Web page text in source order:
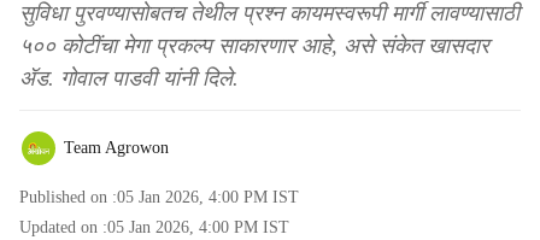
सुविधा पुरवण्यासोबतच तेथील प्रश्‍न कायमस्वरूपी मार्गी लावण्यासाठी
५०० कोटींचा मेगा प्रकल्प साकारणार आहे, असे संकेत खासदार
ॲड. गोवाल पाडवी यांनी दिले.
Team Agrowon
Published on :05 Jan 2026, 4:00 PM IST
Updated on :05 Jan 2026, 4:00 PM IST